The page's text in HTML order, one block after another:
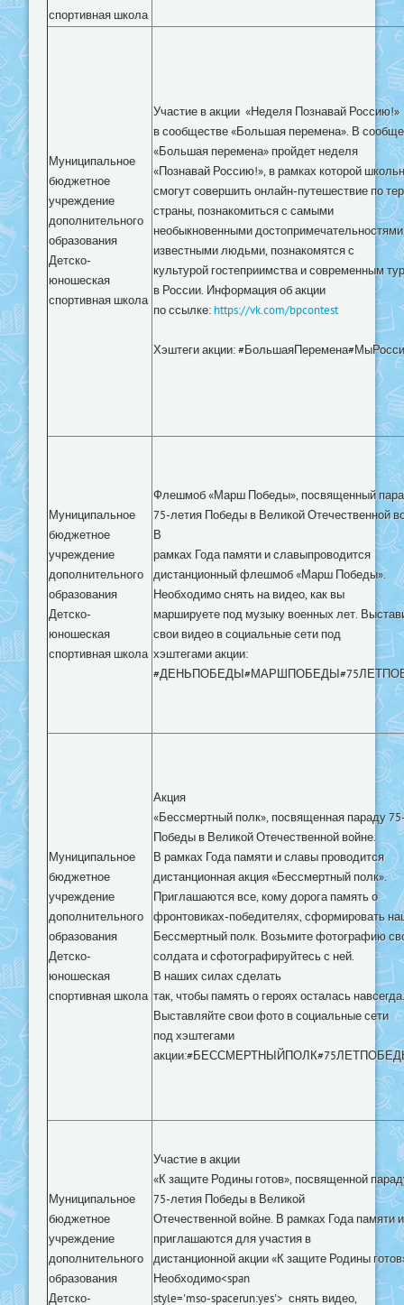
спортивная школа
Муниципальное
бюджетное
учреждение
дополнительного
образования
Детско-
юношеская
спортивная школа
Участие в акции «Неделя Познавай Россию!»
в сообществе «Большая перемена». В
«Большая перемена» пройдет неделя
«Познавай Россию!», в рамках которой
смогут совершить онлайн-путешествие по
страны, познакомиться с самыми
необыкновенными
известными людьми, познакомятся с
культурой гостеприимства и современным
в России. Информация об акции
по ссылке: https://vk.com/bpcontest
Хэштеги акции:
Муниципальное
бюджетное
учреждение
дополнительного
образования
Детско-
юношеская
спортивная школа
Флешмоб «Марш Победы», посвященный
75-летия Победы в Великой Отечественной
В
рамках Года памяти и славыпроводится
дистанционный флешмоб «Марш Победы».
Необходимо снять на видео, как вы
маршируете под музыку военных лет.
свои видео в социальные сети под
хэштегами акции:
Муниципальное
бюджетное
учреждение
дополнительного
образования
Детско-
юношеская
спортивная школа
Акция
«Бессмертный полк», посвященная параду
Победы в Великой Отечественной войне.
В рамках Года памяти и славы проводится
дистанционная акция «Бессмертный полк».
Приглашаются все, кому дорога память о
фронтовиках-победителях, сформировать
Бессмертный полк. Возьмите фотографию
солдата и сфотографируйтесь с ней.
В наших силах сделать
так, чтобы память о героях осталась навсегда.
Выставляйте свои фото в социальные сети
под хэштегами
Муниципальное
бюджетное
учреждение
дополнительного
образования
Детско-
Участие в акции
«К защите Родины готов», посвященной
75-летия Победы в Великой
Отечественной войне. В рамках Года памяти
приглашаются для участия в
дистанционной акции «К защите Родины
Необходимо<span
style='mso-spacerun:yes'> снять видео,